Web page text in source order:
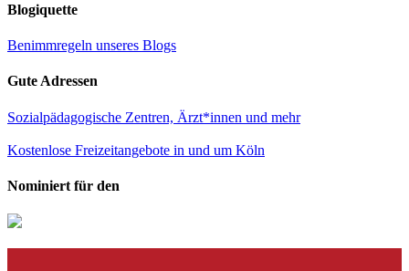
Blogiquette
Benimmregeln unseres Blogs
Gute Adressen
Sozialpädagogische Zentren, Ärzt*innen und mehr
Kostenlose Freizeitangebote in und um Köln
Nominiert für den